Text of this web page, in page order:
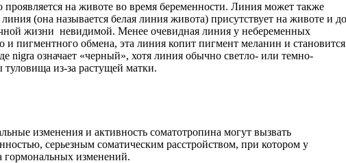
на животе во время беременности. Линия может также
(она называется белая линия живота) присутствует на животе и до
жизни невидимой. Менее очевидная линия у небеременных
пигментного обмена, эта линия копит пигмент меланин и становится
nigra означает «черный», хотя линия обычно светло- или темно-
из-за растущей матки.
изменения и активность соматотропина могут вызвать
серьезным соматическим расстройством, при котором у
изменений.